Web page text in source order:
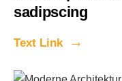
sadipscing
Text Link